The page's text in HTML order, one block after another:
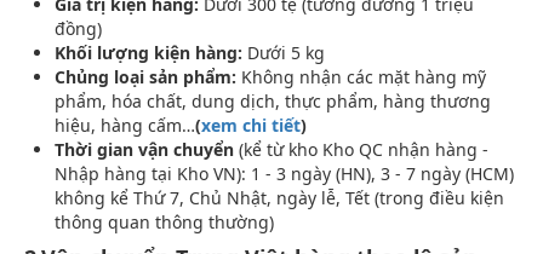
đồng)
Khối lượng kiện hàng: Dưới 5 kg
Chủng loại sản phẩm: Không nhận các mặt hàng mỹ
phẩm, hóa chất, dung dịch, thực phẩm, hàng thương
hiệu, hàng cấm…(xem chi tiết)
Thời gian vận chuyển (kể từ kho Kho QC nhận hàng -
Nhập hàng tại Kho VN): 1 - 3 ngày (HN), 3 - 7 ngày (HCM)
không kể Thứ 7, Chủ Nhật, ngày lễ, Tết (trong điều kiện
thông quan thông thường)